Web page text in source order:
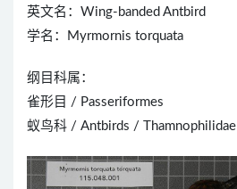
英文名：Wing-banded Antbird
学名：Myrmornis torquata
纲目科属：
雀形目 / Passeriformes
蚁鸟科 / Antbirds / Thamnophilidae